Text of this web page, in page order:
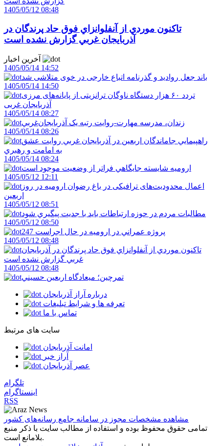
1405/05/12 08:48
تاکنون موردي از آنفلوانزاي فوق حاد پرندگان در
آذربايجان غربي گزارش نشده است
1405/05/14 14:52
باند جعل روادید و گذرنامه اتباع خارجی در خوی متلاشی شد
1405/05/14 14:50
تردد ۶۰ هزار دستگاه ناوگان ترانزیتی از پایانه‌های مرزی
آذربایجان ‌غربی
1405/05/14 08:27
زندان، مدرسه مهارت-روايت رتبه يک آذربايجان‌غربي
1405/05/14 08:26
راهپيمايي جاماندگان اربعين در آذربايجان غربي روايت عشق
به امامت و رهبري
1405/05/14 08:24
اروميه شايسته جايگاهي فراتر از وضعيت موجود است
1405/05/12 12:11
اعمال محدودیت‌های ترافیکی در باغ رضوان ارومیه در روز
اربعین
1405/05/12 08:51
مطالبات مردم در حوزه ارتباطات بايد با جديت پيگيري شود
1405/05/12 08:50
247 پروژه عمراني در اروميه در حال اجراست
1405/05/12 08:48
تاکنون موردي از آنفلوانزاي فوق حاد پرندگان در آذربايجان
غربي گزارش نشده است
1405/05/12 08:48
تمرچين؛ ميعادگاه اربعين حسيني
درباره آراز آذربایجان
تعرفه ها و شرایط تبلیغات
تماس با ما
سایت های مرتبط
امانت آذربایجان
آراز خبر
عصر آذربایجان
تلگرام
اینستاگرام
RSS
مشاهده مشخصات مجوز در سامانه جامع رسانه‌های کشور
تمامی حقوق محفوظ بوده و استفاده از مطالب سایت با ذکر منبع
بلامانع است.